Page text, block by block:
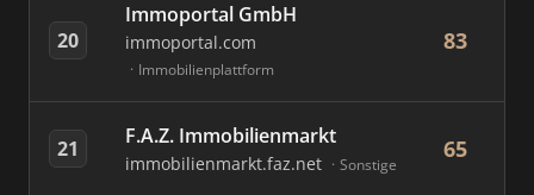
20
Immoportal GmbH
immoportal.com
Immobilienplattform
83
21 F.A.Z. Immobilienmarkt
immobilienmarkt.faz.net Sonstige
65